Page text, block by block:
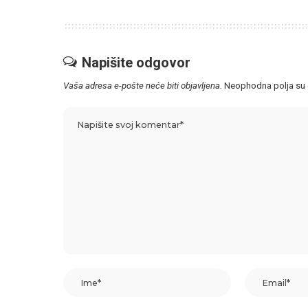
Napišite odgovor
Vaša adresa e-pošte neće biti objavljena. Neophodna polja su